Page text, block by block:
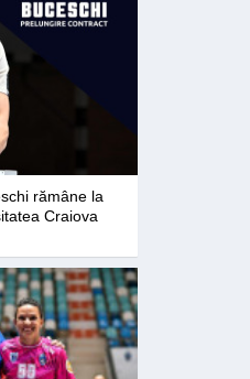
rămâne la
Craiova